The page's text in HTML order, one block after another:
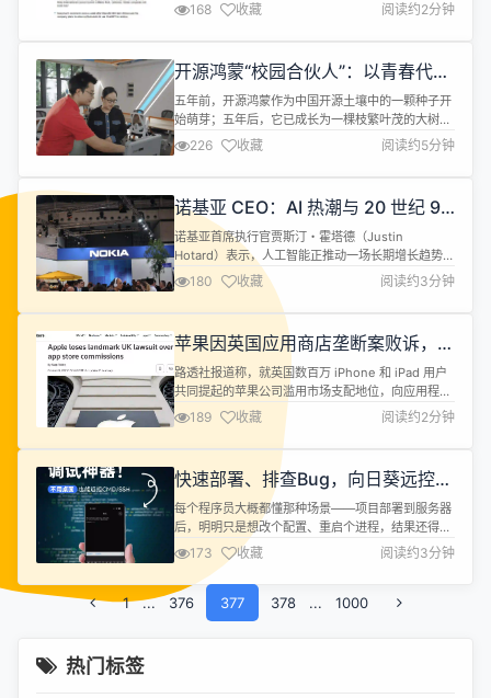
情色类 AI 服务，并强调“这绝非我们打算提供的服
务”，显示出公司在生成式 AI 伦理边界上的明确立
表示将允许经过验证的成年人在 ChatGP...
168 收藏 阅读约2分钟
开源鸿蒙“校园合伙人”：以青春代
码，共筑数字中国新基座
五年前，开源鸿蒙作为中国开源土壤中的一颗种子开
始萌芽；五年后，它已成长为一棵枝繁叶茂的大树，
根系深扎，枝叶触及千行万业。从最初的约700万行
代码扩展到如今的1.3亿行，从零散的贡献者发展到
超过9300名共建者，从单一的应用场景拓展到支持
稳健的发展步伐，展现了中国开源社区的生命力。 近
年来，工业和信息化部明确...
226 收藏 阅读约5分钟
诺基亚 CEO：AI 热潮与 20 世纪 90
年代互联网繁荣相似
诺基亚首席执行官贾斯汀・霍塔德（Justin
Hotard）表示，人工智能正推动一场长期增长趋势，
这与 20 世纪 90 年代的互联网繁荣相似，但他淡化
了对潜在泡沫的担忧。霍塔德发表此番言论之际，关
于人工智能投资热潮是否具有可持续性的争议正日益
升温。 霍塔德在接受路透社采访时表示：“从根本上
说，我认为我们正处于人工智能超级周期的开端，这
与 20 世纪 90 ...
180 收藏 阅读约3分钟
苹果因英国应用商店垄断案败诉，罚
款或达 20 亿美元
路透社报道称，就英国数百万 iPhone 和 iPad 用户
共同提起的苹果公司滥用市场支配地位，向应用程序
开发者收取不公平佣金一事。英国竞争上诉法庭
（CAT）在审理此案后作出了不利于苹果的裁决。
CAT裁定，苹果公司自 2015 年 10 月起至 2020 年
底滥用其市场主导地位，排除应用程序分发市场的竞
争，并向开发者“收取过高且不公平的佣金”。据原告
方估计...
189 收藏 阅读约2分钟
快速部署、排查Bug，向日葵远控
CMD/SSH让开发更顺畅
每个程序员大概都懂那种场景——项目部署到服务器
后，明明只是想改个配置、重启个进程，结果还得远
程打开桌面，连界面加载都要等半天。尤其是服务器
性能紧张时，远控桌面卡顿、加载慢、输入延迟，一
次简单的操作就能浪费好几分钟。其实很多时候我们
并不需要图形界面，只要能敲几行命令，就能高效解
决问题。而这正是向日葵的CMD/SSH远程命令行功
173 收藏 阅读约3分钟
1 ... 376 377 378 ... 1000
热门标签